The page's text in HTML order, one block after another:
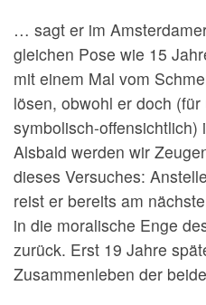
… sagt er im
gleichen Pose wie 15
mit einem Mal vom
lösen, obwohl er doch
symbolisch-offensichtlich)
Alsbald werden wir
dieses Versuches:
reist er bereits am
in die moralische Enge
zurück. Erst 19 Jahre
Zusammenleben der